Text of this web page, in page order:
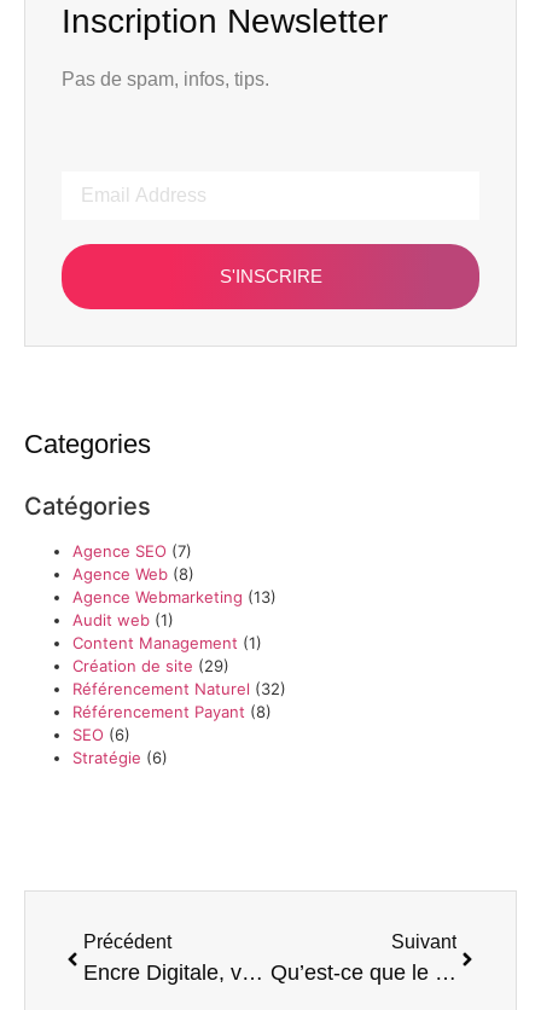
Inscription Newsletter
Pas de spam, infos, tips.
S'INSCRIRE
Categories
Catégories
Agence SEO (7)
Agence Web (8)
Agence Webmarketing (13)
Audit web (1)
Content Management (1)
Création de site (29)
Référencement Naturel (32)
Référencement Payant (8)
SEO (6)
Stratégie (6)
Précédent
Encre Digitale, votre agence web à Metz
Suivant
Qu’est-ce que le SEA ? Un Guide Complet par Encre Digitale